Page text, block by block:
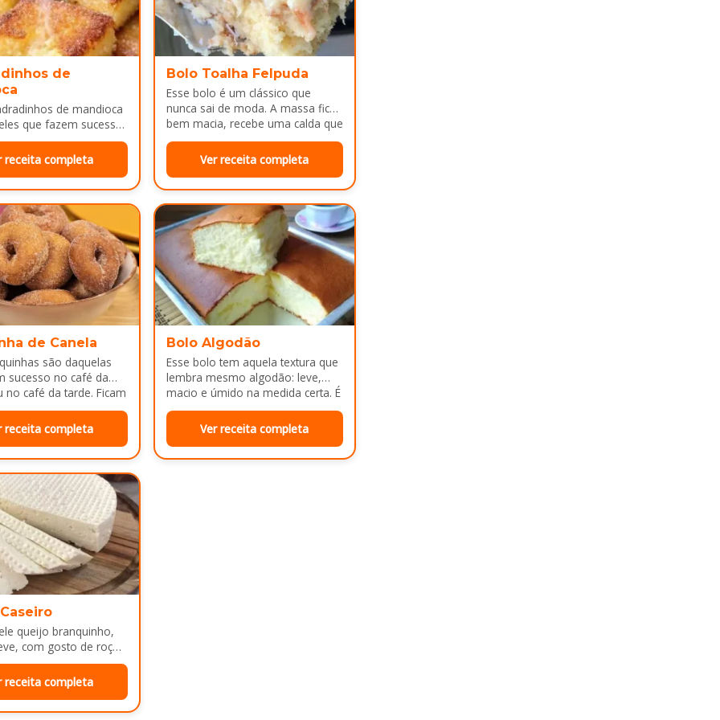
de
de mandioca
que fazem sucesso
tarde ou como
depois do almoço.
receita completa
Bolo Toalha Felpuda
Esse bolo é um clássico que
nunca sai de moda. A massa fica
bem macia, recebe uma calda que
deixa…
Ver receita completa
de Canela
são daquelas
sucesso no café da
no café da tarde. Ficam
por…
receita completa
Bolo Algodão
Esse bolo tem aquela textura que
lembra mesmo algodão: leve,
macio e úmido na medida certa. É
ótimo pra servir…
Ver receita completa
queijo branquinho,
com gosto de roça
de café da manhã
receita completa